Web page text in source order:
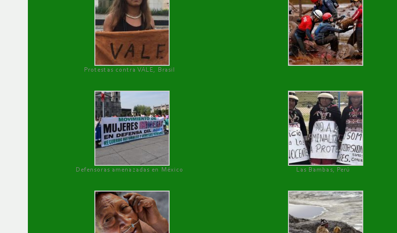
Protestas contra VALE, Brasil
Defensoras amenazadas en México Las Bambas, Perú